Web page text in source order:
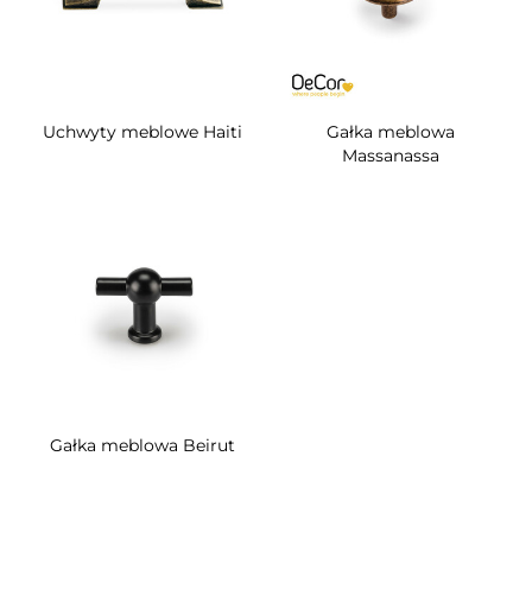
Uchwyty meblowe Haiti
Gałka meblowa
Massanassa
Gałka meblowa Beirut